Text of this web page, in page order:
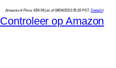
Amazon.nl Price: €89.99(as of 08/04/2023 05:39 PST-Details)
Controleer op Amazon